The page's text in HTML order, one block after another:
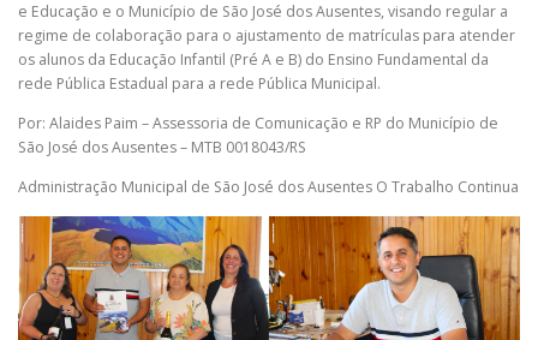
e Educação e o Município de São José dos Ausentes, visando regular a
regime de colaboração para o ajustamento de matrículas para atender
os alunos da Educação Infantil (Pré A e B) do Ensino Fundamental da
rede Pública Estadual para a rede Pública Municipal.
Por: Alaides Paim – Assessoria de Comunicação e RP do Município de
São José dos Ausentes – MTB 0018043/RS
Administração Municipal de São José dos Ausentes O Trabalho Continua